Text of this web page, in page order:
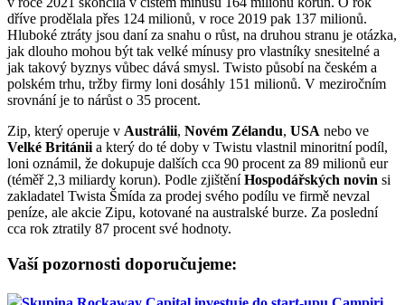
dříve prodělala přes 124 milionů, v roce 2019 pak 137 milionů.
Hluboké ztráty jsou daní za snahu o růst, na druhou stranu je otázka,
jak dlouho mohou být tak velké mínusy pro vlastníky snesitelné a
jak takový byznys vůbec dává smysl. Twisto působí na českém a
polském trhu, tržby firmy loni dosáhly 151 milionů. V meziročním
srovnání je to nárůst o 35 procent.
Zip, který operuje v Austrálii, Novém Zélandu, USA nebo ve
Velké Britániia který do té doby v Twistu vlastnil minoritní podíl,
loni oznámil, že dokupuje dalších cca 90 procent za 89 milionů eur
(téměř 2,3 miliardy korun). Podle zjištěníHospodářských novin si
zakladatel Twista Šmída za prodej svého podílu ve firmě nevzal
peníze, ale akcie Zipu, kotované na australské burze. Za poslední
cca rok ztratily 87 procent své hodnoty.
Vaší pozornosti doporučujeme: